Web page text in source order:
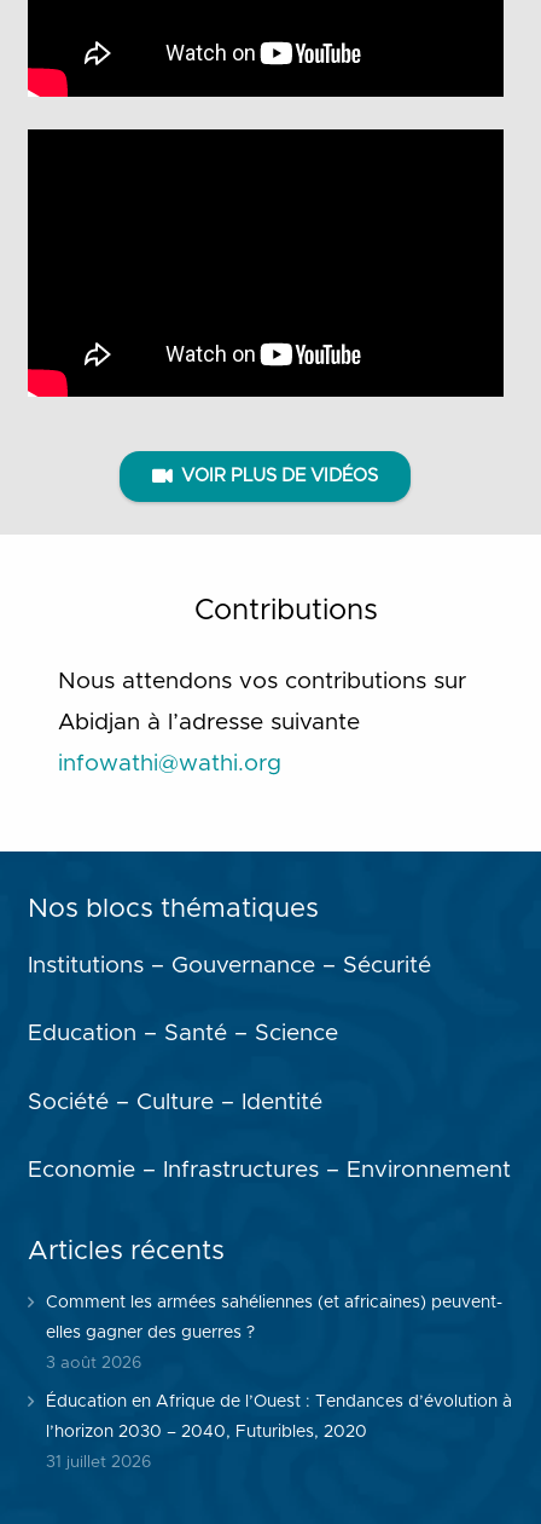
VOIR PLUS DE VIDÉOS
Contributions
Nous attendons vos contributions sur
Abidjan à l’adresse suivante
infowathi@wathi.org
Nos blocs thématiques
Institutions – Gouvernance – Sécurité
Education – Santé – Science
Société – Culture – Identité
Economie – Infrastructures – Environnement
Articles récents
Comment les armées sahéliennes (et africaines) peuvent-
elles gagner des guerres ?
3 août 2026
Éducation en Afrique de l’Ouest : Tendances d’évolution à
l’horizon 2030 – 2040, Futuribles, 2020
31 juillet 2026